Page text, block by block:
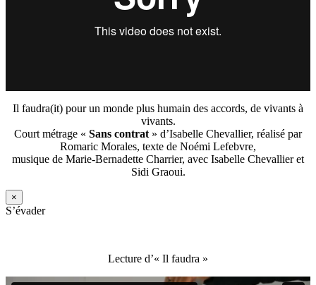
Il faudra(it) pour un monde plus humain des accords, de vivants à
vivants.
Court métrage « Sans contrat » d’Isabelle Chevallier, réalisé par
Romaric Morales, texte de Noémi Lefebvre,
musique de Marie-Bernadette Charrier, avec Isabelle Chevallier et
Sidi Graoui.
×
S’évader
Lecture d’« Il faudra »